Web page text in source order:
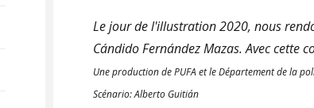
Le jour de l'illustration 2020, nous
Cándido Fernández Mazas. Avec cette
Une production de PUFA et le Département de la
Scénario: Alberto Guitián